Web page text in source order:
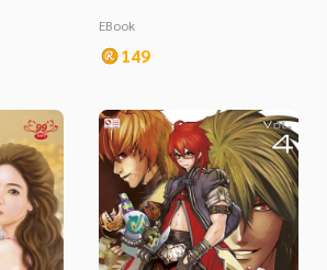
EBook
149